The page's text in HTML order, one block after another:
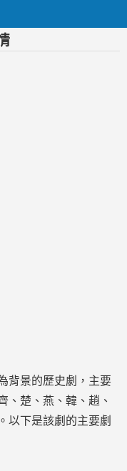
背景的歷史劇，主要
楚、燕、韓、趙、
以下是該劇的主要劇